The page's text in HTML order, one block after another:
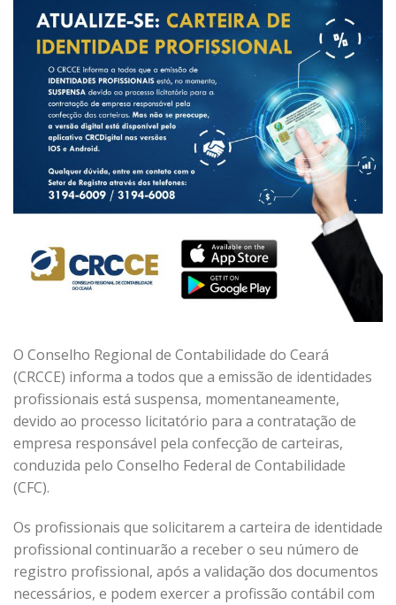
O Conselho Regional de Contabilidade do Ceará
(CRCCE) informa a todos que a emissão de identidades
profissionais está suspensa, momentaneamente,
devido ao processo licitatório para a contratação de
empresa responsável pela confecção de carteiras,
conduzida pelo Conselho Federal de Contabilidade
(CFC).
Os profissionais que solicitarem a carteira de identidade
profissional continuarão a receber o seu número de
registro profissional, após a validação dos documentos
necessários, e podem exercer a profissão contábil com